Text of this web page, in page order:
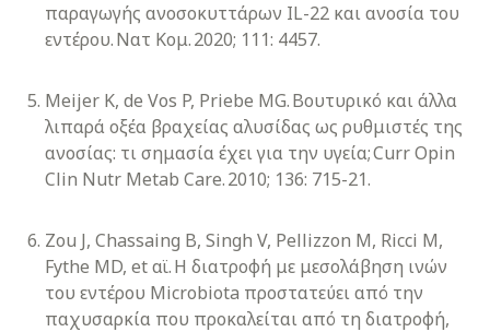
παραγωγής ανοσοκυττάρων IL-22 και ανοσία του
εντέρου. Νατ Κομ. 2020; 111: 4457.
Meijer K, de Vos P, Priebe MG. Βουτυρικό και άλλα
λιπαρά οξέα βραχείας αλυσίδας ως ρυθμιστές της
ανοσίας: τι σημασία έχει για την υγεία; Curr Opin
Clin Nutr Metab Care. 2010; 136: 715-21.
Zou J, Chassaing B, Singh V, Pellizzon M, Ricci M,
Fythe MD, et αϊ. Η διατροφή με μεσολάβηση ινών
του εντέρου Microbiota προστατεύει από την
παχυσαρκία που προκαλείται από τη διατροφή,